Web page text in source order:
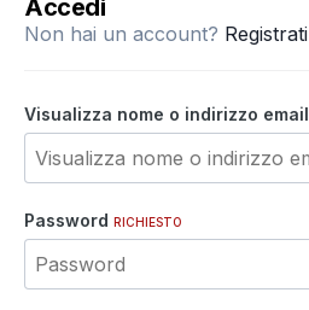
Accedi
Non hai un account? Registrati
Visualizza nome o indirizzo email
Password RICHIESTO